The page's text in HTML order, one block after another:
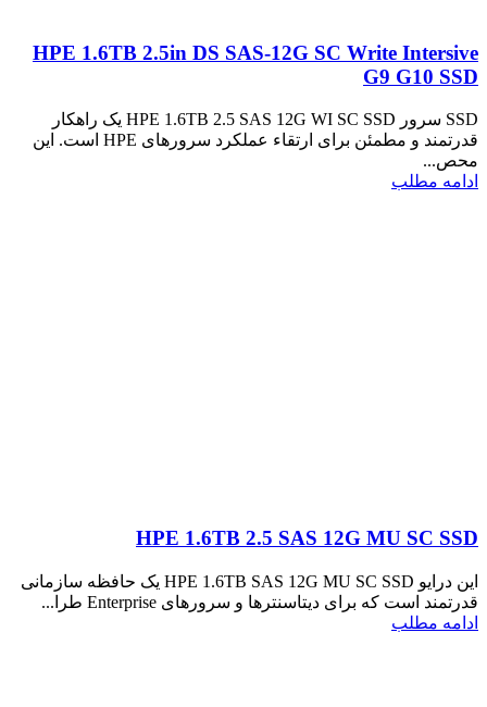
HPE 1.6TB 2.5in DS SAS-12G SC Write Intersive
G9 G10 SSD
SSD سرور HPE 1.6TB 2.5 SAS 12G WI SC SSD یک راهکار
قدرتمند و مطمئن برای ارتقاء عملکرد سرورهای HPE است. این
محص...
ادامه مطلب
HPE 1.6TB 2.5 SAS 12G MU SC SSD
این درایو HPE 1.6TB SAS 12G MU SC SSD یک حافظه سازمانی
قدرتمند است که برای دیتاسنترها و سرورهای Enterprise طرا...
ادامه مطلب